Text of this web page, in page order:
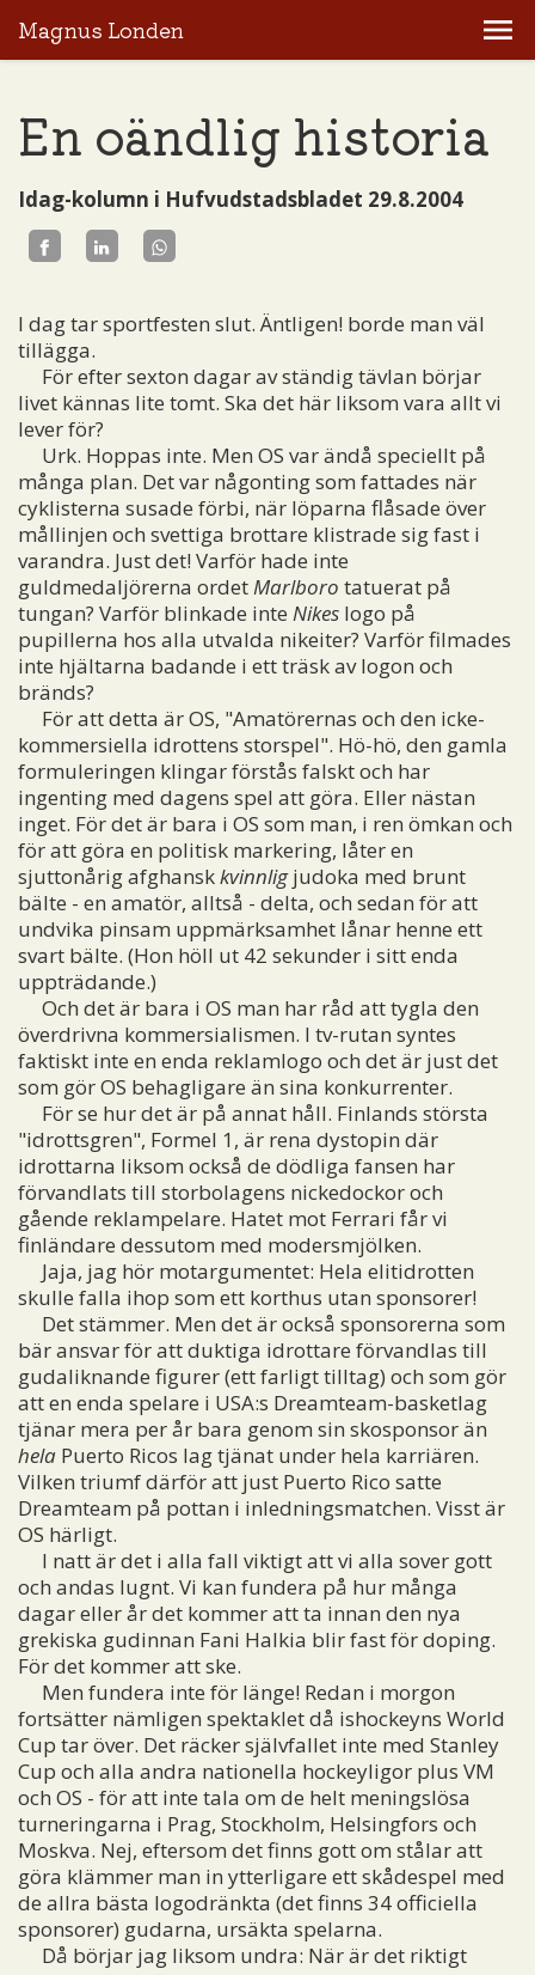
Magnus Londen
En oändlig historia
Idag-kolumn i Hufvudstadsbladet 29.8.2004
I dag tar sportfesten slut. Äntligen! borde man väl
tillägga.
För efter sexton dagar av ständig tävlan börjar
livet kännas lite tomt. Ska det här liksom vara allt vi
lever för?
Urk. Hoppas inte. Men OS var ändå speciellt på
många plan. Det var någonting som fattades när
cyklisterna susade förbi, när löparna flåsade över
mållinjen och svettiga brottare klistrade sig fast i
varandra. Just det! Varför hade inte
guldmedaljörerna ordetMarlboro tatuerat på
tungan? Varför blinkade inte Nikes logo på
pupillerna hos alla utvalda nikeiter? Varför filmades
inte hjältarna badande i ett träsk av logon och
bränds?
För att detta är OS, "Amatörernas och den icke-
kommersiella idrottens storspel". Hö-hö, den gamla
formuleringen klingar förstås falskt och har
ingenting med dagens spel att göra. Eller nästan
inget. För det är bara i OS som man, i ren ömkan och
för att göra en politisk markering, låter en
sjuttonårig afghanskkvinnligjudoka med brunt
bälte - en amatör, alltså - delta, och sedan för att
undvika pinsam uppmärksamhet lånar henne ett
svart bälte. (Hon höll ut 42 sekunder i sitt enda
uppträdande.)
Och det är bara i OS man har råd att tygla den
överdrivna kommersialismen. I tv-rutan syntes
faktiskt inte en enda reklamlogo och det är just det
som gör OS behagligare än sina konkurrenter.
För se hur det är på annat håll. Finlands största
"idrottsgren", Formel 1, är rena dystopin där
idrottarna liksom också de dödliga fansen har
förvandlats till storbolagens nickedockor och
gående reklampelare. Hatet mot Ferrari får vi
finländare dessutom med modersmjölken.
Jaja, jag hör motargumentet: Hela elitidrotten
skulle falla ihop som ett korthus utan sponsorer!
Det stämmer. Men det är också sponsorerna som
bär ansvar för att duktiga idrottare förvandlas till
gudaliknande figurer (ett farligt tilltag) och som gör
att en enda spelare i USA:s Dreamteam-basketlag
tjänar mera per år bara genom sin skosponsor än
hela Puerto Ricos lag tjänat under hela karriären.
Vilken triumf därför att just Puerto Rico satte
Dreamteam på pottan i inledningsmatchen. Visst är
OS härligt.
I natt är det i alla fall viktigt att vi alla sover gott
och andas lugnt. Vi kan fundera på hur många
dagar eller år det kommer att ta innan den nya
grekiska gudinnan Fani Halkia blir fast för doping.
För det kommer att ske.
Men fundera inte för länge! Redan i morgon
fortsätter nämligen spektaklet då ishockeyns World
Cup tar över. Det räcker självfallet inte med Stanley
Cup och alla andra nationella hockeyligor plus VM
och OS - för att inte tala om de helt meningslösa
turneringarna i Prag, Stockholm, Helsingfors och
Moskva. Nej, eftersom det finns gott om stålar att
göra klämmer man in ytterligare ett skådespel med
de allra bästa logodränkta (det finns 34 officiella
sponsorer) gudarna, ursäkta spelarna.
Då börjar jag liksom undra: När är det riktigt